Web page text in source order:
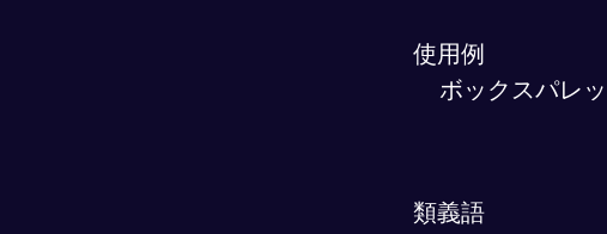
使用例
ボックスパレ
類義語